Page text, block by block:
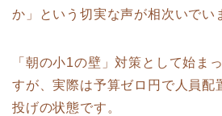
か」という切実な声が相次いでい
「朝の小1の壁」対策として始ま
すが、実際は予算ゼロ円で人員配
投げの状態です。